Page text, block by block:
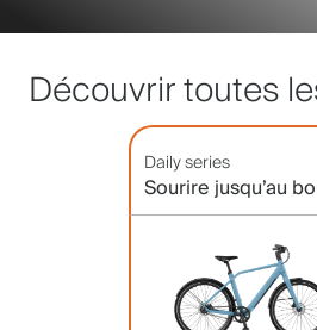
Découvrir toutes
Daily series
Sourire jusqu’au